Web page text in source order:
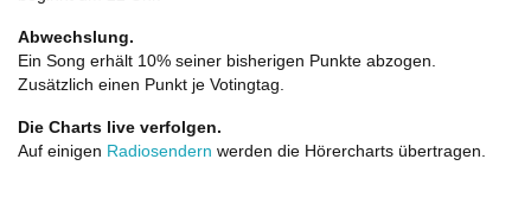
Abwechslung.
Ein Song erhält 10% seiner bisherigen Punkte abzogen.
Zusätzlich einen Punkt je Votingtag.
Die Charts live verfolgen.
Auf einigen Radiosendern werden die Hörercharts übertragen.